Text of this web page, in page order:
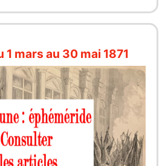
1 mars au 30 mai 1871